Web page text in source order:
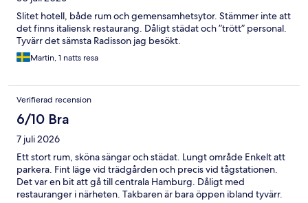
Slitet hotell, både rum och gemensamhetsytor. Stämmer inte att
det finns italiensk restaurang. Dåligt städat och ”trött” personal.
Tyvärr det sämsta Radisson jag besökt.
Martin, 1 natts resa
Verifierad recension
6/10 Bra
7 juli 2026
Ett stort rum, sköna sängar och städat. Lungt område Enkelt att
parkera. Fint läge vid trädgården och precis vid tågstationen.
Det var en bit att gå till centrala Hamburg. Dåligt med
restauranger i närheten. Takbaren är bara öppen ibland tyvärr.